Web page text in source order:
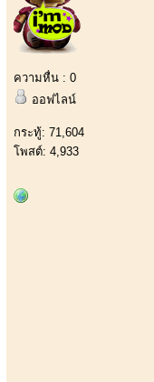
ความหื่น : 0
ออฟไลน์
กระทู้: 71,604
โพสต์: 4,933